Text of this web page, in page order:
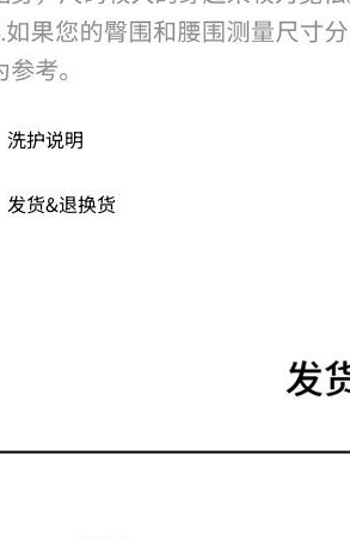
洗护说明
发货&退换货